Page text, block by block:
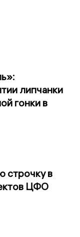
липчанки
гонки в
строчку в
ЦФО